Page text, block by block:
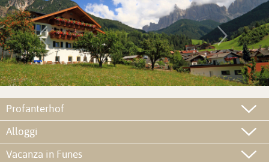
Profanterhof
Alloggi
Vacanza in Funes